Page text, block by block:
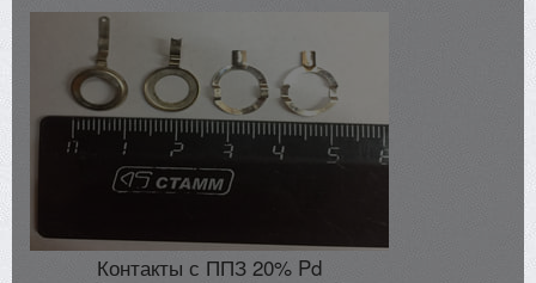
Контакты с ППЗ 20% Pd